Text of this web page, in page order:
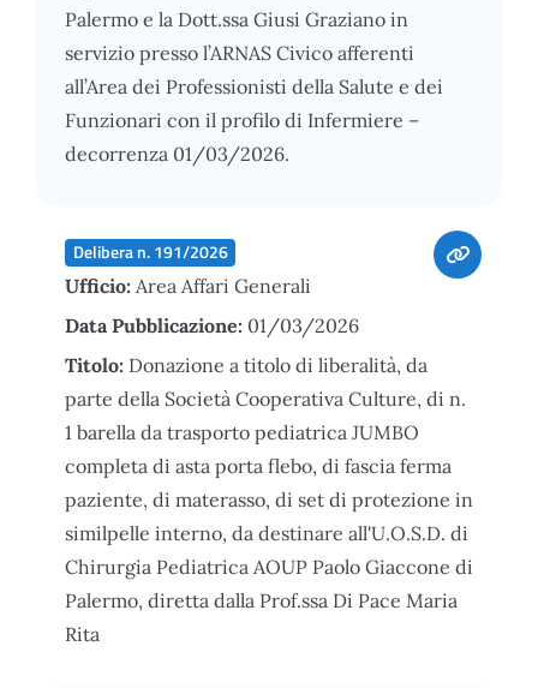
Palermo e la Dott.ssa Giusi Graziano in
servizio presso l’ARNAS Civico afferenti
all’Area dei Professionisti della Salute e dei
Funzionari con il profilo di Infermiere –
decorrenza 01/03/2026.
Delibera n. 191/2026
Ufficio: Area Affari Generali
Data Pubblicazione: 01/03/2026
Titolo: Donazione a titolo di liberalità, da
parte della Società Cooperativa Culture, di n.
1 barella da trasporto pediatrica JUMBO
completa di asta porta flebo, di fascia ferma
paziente, di materasso, di set di protezione in
similpelle interno, da destinare all'U.O.S.D. di
Chirurgia Pediatrica AOUP Paolo Giaccone di
Palermo, diretta dalla Prof.ssa Di Pace Maria
Rita